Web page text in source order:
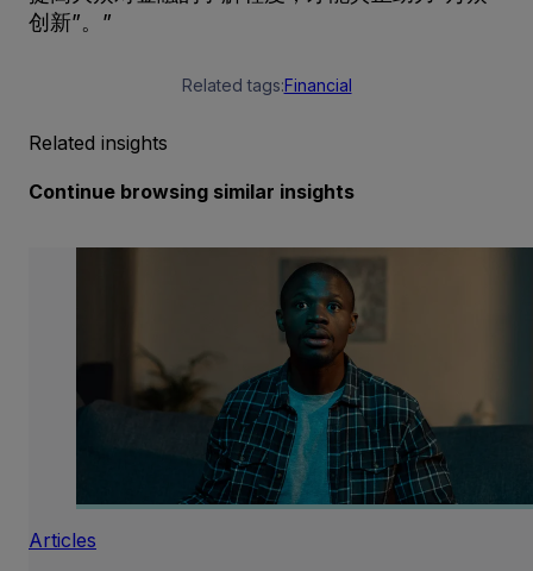
创新”。”
Related tags:Financial
Related insights
Continue browsing similar insights
Articles